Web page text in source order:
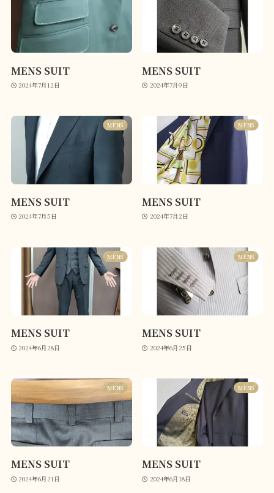
MENS SUIT
2024年7月12日
MENS SUIT
2024年7月9日
MENS
MENS SUIT
2024年7月5日
MENS
MENS SUIT
2024年7月2日
MENS
MENS SUIT
2024年6月28日
MENS
MENS SUIT
2024年6月25日
MENS
MENS SUIT
2024年6月21日
MENS
MENS SUIT
2024年6月18日